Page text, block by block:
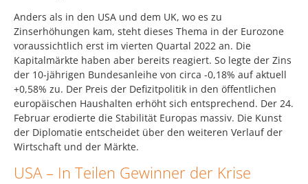
Anders als in den USA und dem UK, wo es zu
Zinserhöhungen kam, steht dieses Thema in der Eurozone
voraussichtlich erst im vierten Quartal 2022 an. Die
Kapitalmärkte haben aber bereits reagiert. So legte der Zins
der 10-jährigen Bundesanleihe von circa -0,18% auf aktuell
+0,58% zu. Der Preis der Defizitpolitik in den öffentlichen
europäischen Haushalten erhöht sich entsprechend. Der 24.
Februar erodierte die Stabilität Europas massiv. Die Kunst
der Diplomatie entscheidet über den weiteren Verlauf der
Wirtschaft und der Märkte.
USA – In Teilen Gewinner der Krise